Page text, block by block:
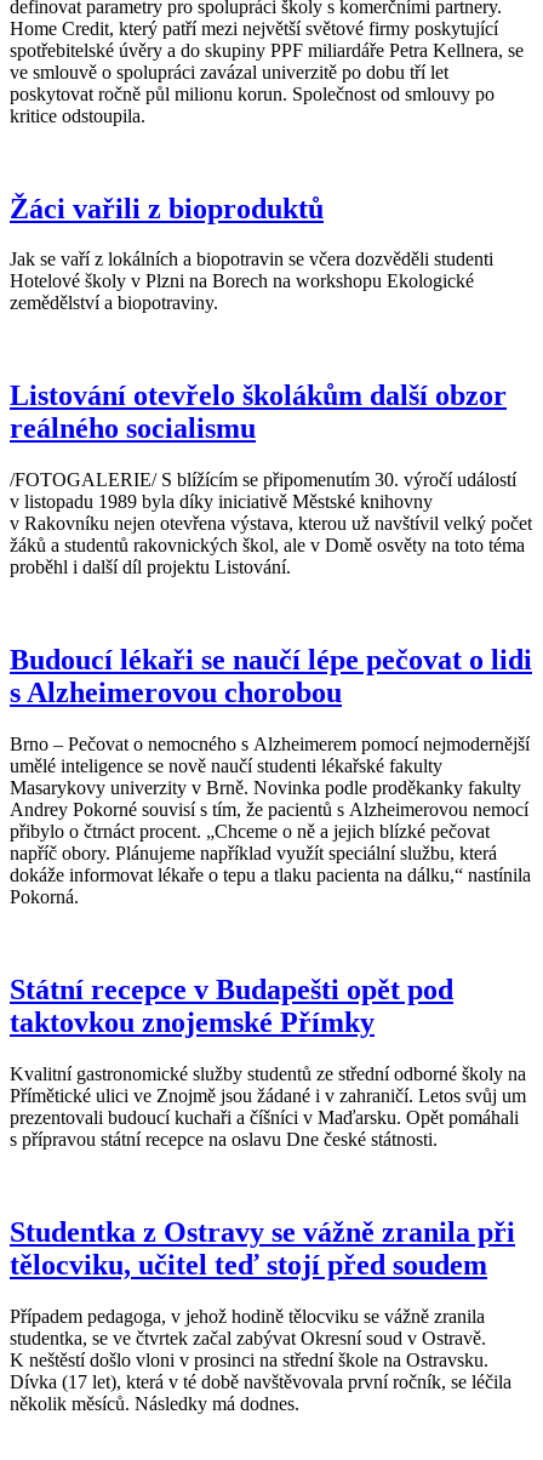
definovat parametry pro spolupráci školy s komerčními partnery.
Home Credit, který patří mezi největší světové firmy poskytující
spotřebitelské úvěry a do skupiny PPF miliardáře Petra Kellnera, se
ve smlouvě o spolupráci zavázal univerzitě po dobu tří let
poskytovat ročně půl milionu korun. Společnost od smlouvy po
kritice odstoupila.
Žáci vařili z bioproduktů
Jak se vaří z lokálních a biopotravin se včera dozvěděli studenti
Hotelové školy v Plzni na Borech na workshopu Ekologické
zemědělství a biopotraviny.
Listování otevřelo školákům další obzor
reálného socialismu
/FOTOGALERIE/ S blížícím se připomenutím 30. výročí událostí
v listopadu 1989 byla díky iniciativě Městské knihovny
v Rakovníku nejen otevřena výstava, kterou už navštívil velký počet
žáků a studentů rakovnických škol, ale v Domě osvěty na toto téma
proběhl i další díl projektu Listování.
Budoucí lékaři se naučí lépe pečovat o lidi
s Alzheimerovou chorobou
Brno – Pečovat o nemocného s Alzheimerem pomocí nejmodernější
umělé inteligence se nově naučí studenti lékařské fakulty
Masarykovy univerzity v Brně. Novinka podle proděkanky fakulty
Andrey Pokorné souvisí s tím, že pacientů s Alzheimerovou nemocí
přibylo o čtrnáct procent. „Chceme o ně a jejich blízké pečovat
napříč obory. Plánujeme například využít speciální službu, která
dokáže informovat lékaře o tepu a tlaku pacienta na dálku,“ nastínila
Pokorná.
Státní recepce v Budapešti opět pod
taktovkou znojemské Přímky
Kvalitní gastronomické služby studentů ze střední odborné školy na
Přímětické ulici ve Znojmě jsou žádané i v zahraničí. Letos svůj um
prezentovali budoucí kuchaři a číšníci v Maďarsku. Opět pomáhali
s přípravou státní recepce na oslavu Dne české státnosti.
Studentka z Ostravy se vážně zranila při
tělocviku, učitel teď stojí před soudem
Případem pedagoga, v jehož hodině tělocviku se vážně zranila
studentka, se ve čtvrtek začal zabývat Okresní soud v Ostravě.
K neštěstí došlo vloni v prosinci na střední škole na Ostravsku.
Dívka (17 let), která v té době navštěvovala první ročník, se léčila
několik měsíců. Následky má dodnes.